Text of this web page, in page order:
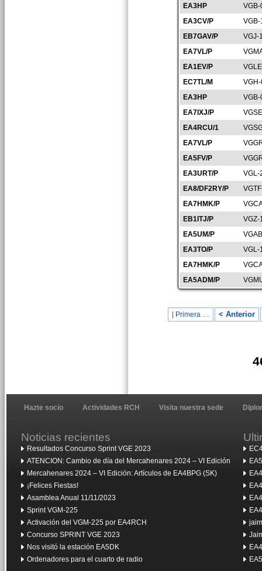
EA3HP
EA3CV/P
VGB-
EB7GAV/P
VGJ-
EA7VL/P
EA1EV/P
EC7TL/M
EA3HP
EA7IXJ/P
EA4RCU/1
EA7VL/P
EA5FV/P
EA3URT/P
VGL-
EA8/DF2RY/P
EA7HMK/P
EB1ITJ/P
VGZ-
EA5UM/P
EA3TO/P
VGL-
EA7HMK/P
EA5ADM/P
| Primera … < Anterior
Hazte socio Actividades RCH Visita nuestra sede
Noticias recientes
Resultados Concurso Sprint VGE 2023
ATENCION: Cambio de día del Mercahenares 2024 – VI Edición
Mercahenares 2024 – VI Edición: Artículos de EA4BPG (SK)
¡Felices Fiestas!
Asamblea Anual 11/11/2023
Sprint VGM-225
Activación del VGM-225 por EA4RCH
Concurso SPRINT VGE 2023
Nos visitó la estación EA5DK
Ordenadores para el cuarto de radio